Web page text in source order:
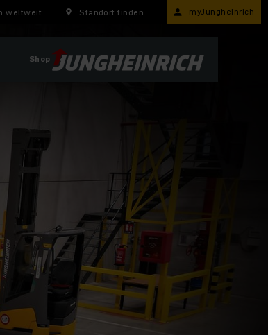
weltweit Standort finden myJungheinrich
Shop